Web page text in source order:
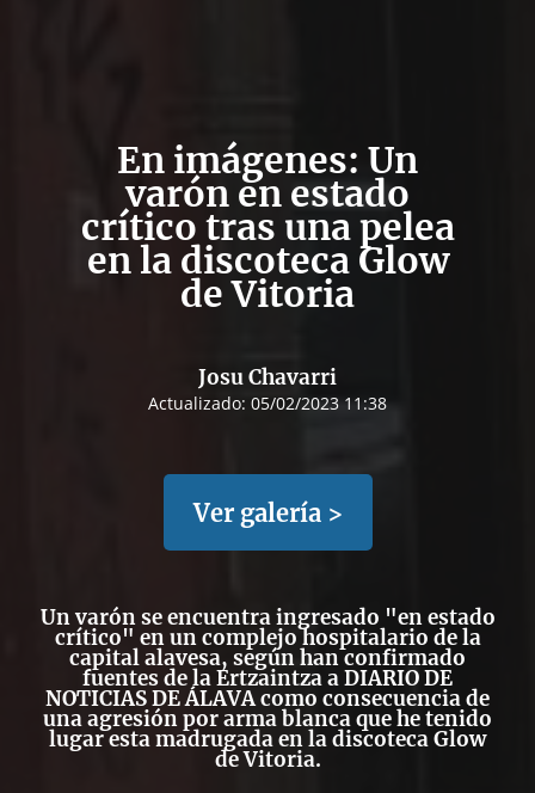
En imágenes: Un
varón en estado
crítico tras una pelea
en la discoteca Glow
de Vitoria
Josu Chavarri
Actualizado: 05/02/2023 11:38
Ver galería >
Unvarón se encuentra ingresado "en estado
crítico" en un complejo hospitalario de la
capital alavesa, según han confirmado
fuentes de la Ertzaintza a DIARIO DE
NOTICIAS DE ÁLAVA como consecuencia de
una agresión por arma blancaque he tenido
lugar esta madrugada en la discoteca Glow
de Vitoria.